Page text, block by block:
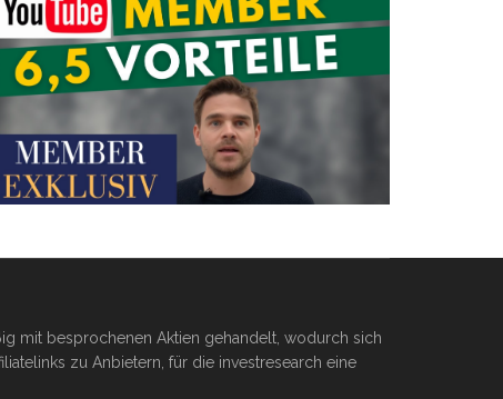
mit besprochenen Aktien gehandelt, wodurch sich
zu Anbietern, für die investresearch eine